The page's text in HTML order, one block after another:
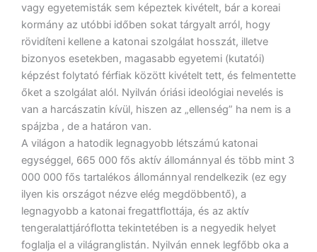
vagy egyetemisták sem képeztek kivételt, bár a koreai
kormány az utóbbi időben sokat tárgyalt arról, hogy
rövidíteni kellene a katonai szolgálat hosszát, illetve
bizonyos esetekben, magasabb egyetemi (kutatói)
képzést folytató férfiak között kivételt tett, és felmentette
őket a szolgálat alól. Nyilván óriási ideológiai nevelés is
van a harcászatin kívül, hiszen az „ellenség” ha nem is a
spájzba , de a határon van.
A világon a hatodik legnagyobb létszámú katonai
egységgel, 665 000 fős aktív állománnyal és több mint 3
000 000 fős tartalékos állománnyal rendelkezik (ez egy
ilyen kis országot nézve elég megdöbbentő), a
legnagyobb a katonai fregattflottája, és az aktív
tengeralattjáróflotta tekintetében is a negyedik helyet
foglalja el a világranglistán. Nyilván ennek legfőbb oka a